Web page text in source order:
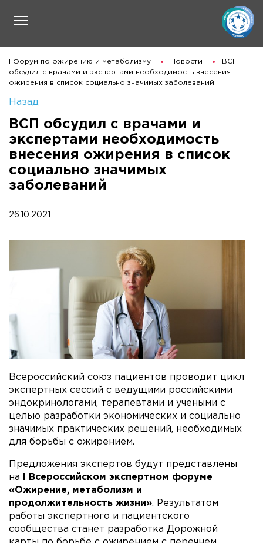
I Форум по ожирению и метаболизму Новости
ВСП
обсудил с врачами и экспертами необходимость внесения
ожирения в список социально значимых заболеваний
Назад
ВСП обсудил с врачами и
экспертами необходимость
внесения ожирения в список
социально значимых
заболеваний
26.10.2021
Всероссийский союз пациентов проводит цикл
экспертных сессий с ведущими российскими
эндокринологами, терапевтами и учеными с
целью разработки экономических и социально
значимых практических решений, необходимых
для борьбы с ожирением.
Предложения экспертов будут представлены
на
I Всероссийском экспертном форуме
«Ожирение, метаболизм и
продолжительность жизни». Результатом
работы экспертного и пациентского
сообщества станет разработка Дорожной